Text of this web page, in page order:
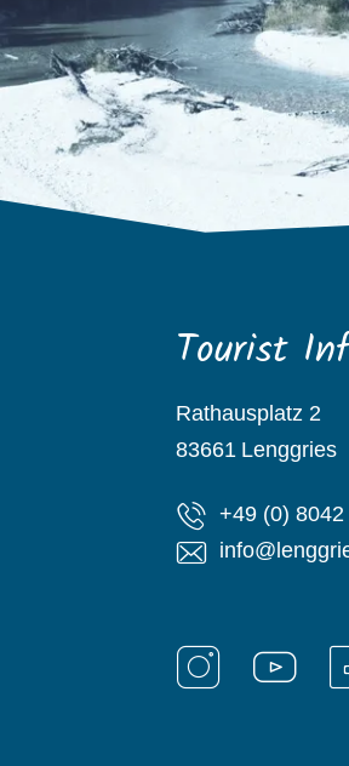
Tourist
Rathausplatz 2
83661 Lenggries
+49 (0)